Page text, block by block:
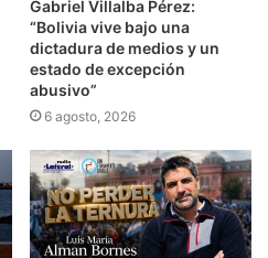
Gabriel Villalba Pérez:
“Bolivia vive bajo una
dictadura de medios y un
estado de excepción
abusivo”
6 agosto, 2026